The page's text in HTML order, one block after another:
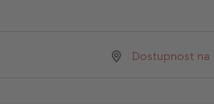
Dostupnost na